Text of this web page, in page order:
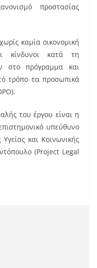
προστασίας
καμία οικονομική
κίνδυνοι κατά τη
στο πρόγραμμα και
τρόπο τα προσωπικά
του έργου είναι η
υπεύθυνο
και Κοινωνικής
(Project Legal